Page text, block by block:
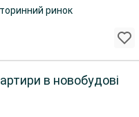
ринок
в новобудові